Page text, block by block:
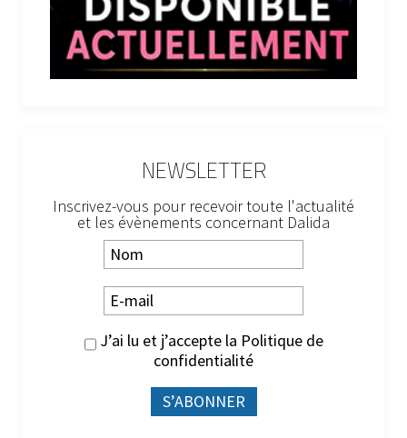
NEWSLETTER
Inscrivez-vous pour recevoir toute l'actualité
et les évènements concernant Dalida
J’ai lu et j’accepte la Politique de
confidentialité